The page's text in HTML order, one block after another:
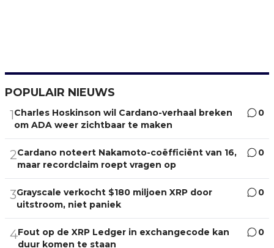
POPULAIR NIEUWS
1Charles Hoskinson wil Cardano-verhaal breken
om ADA weer zichtbaar te maken
0
2Cardano noteert Nakamoto-coëfficiënt van 16,
maar recordclaim roept vragen op
0
3Grayscale verkocht $180 miljoen XRP door
uitstroom, niet paniek
0
4Fout op de XRP Ledger in exchangecode kan
duur komen te staan
0